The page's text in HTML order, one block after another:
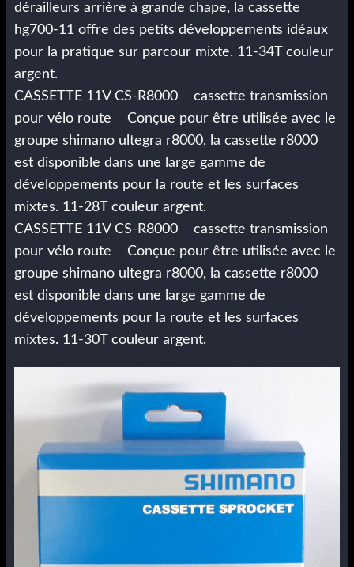
dérailleurs arrière à grande chape, la cassette
hg700-11 offre des petits développements idéaux
pour la pratique sur parcour mixte. 11-34T couleur
argent.
CASSETTE 11V CS-R8000 cassette transmission
pour vélo route Conçue pour être utilisée avec le
groupe shimano ultegra r8000, la cassette r8000
est disponible dans une large gamme de
développements pour la route et les surfaces
mixtes. 11-28T couleur argent.
CASSETTE 11V CS-R8000 cassette transmission
pour vélo route Conçue pour être utilisée avec le
groupe shimano ultegra r8000, la cassette r8000
est disponible dans une large gamme de
développements pour la route et les surfaces
mixtes. 11-30T couleur argent.